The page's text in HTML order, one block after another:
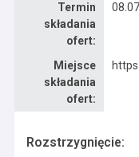
Termin
składania
ofert:
Miejsce
składania
ofert:
Rozstrzygnięcie: